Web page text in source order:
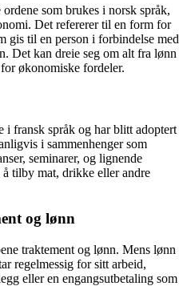
som brukes i norsk språk,
Det refererer til en form for
gis til en person i forbindelse med
Det kan dreie seg om alt fra lønn
økonomiske fordeler.
i fransk språk og har blitt adoptert
i sammenhenger som
seminarer, og lignende
tilby mat, drikke eller andre
og lønn
traktement og lønn. Mens lønn
regelmessig for sitt arbeid,
eller en engangsutbetaling som